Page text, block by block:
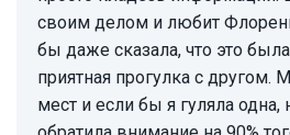
своим делом и любит
бы даже сказала, что это
приятная прогулка с
мест и если бы я гуляла одна,